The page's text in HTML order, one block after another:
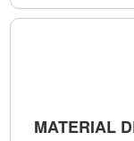
MATERIAL